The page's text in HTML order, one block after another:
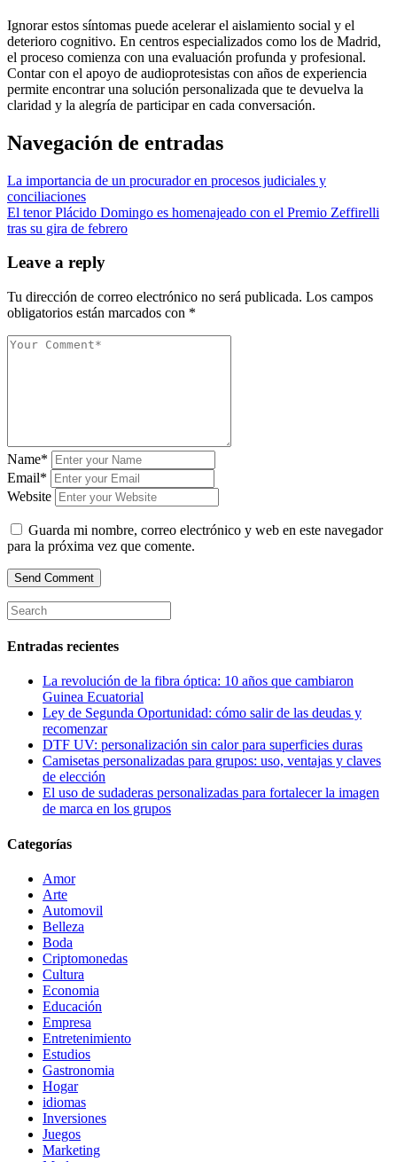
Ignorar estos síntomas puede acelerar el aislamiento social y el
deterioro cognitivo. En centros especializados como los de Madrid,
el proceso comienza con una evaluación profunda y profesional.
Contar con el apoyo de audioprotesistas con años de experiencia
permite encontrar una solución personalizada que te devuelva la
claridad y la alegría de participar en cada conversación.
Navegación de entradas
La importancia de un procurador en procesos judiciales y
conciliaciones
El tenor Plácido Domingo es homenajeado con el Premio Zeffirelli
tras su gira de febrero
Leave a reply
Tu dirección de correo electrónico no será publicada. Los campos
obligatorios están marcados con *
Name*
Email*
Website
Guarda mi nombre, correo electrónico y web en este navegador
para la próxima vez que comente.
Entradas recientes
La revolución de la fibra óptica: 10 años que cambiaron
Guinea Ecuatorial
Ley de Segunda Oportunidad: cómo salir de las deudas y
recomenzar
DTF UV: personalización sin calor para superficies duras
Camisetas personalizadas para grupos: uso, ventajas y claves
de elección
El uso de sudaderas personalizadas para fortalecer la imagen
de marca en los grupos
Categorías
Amor
Arte
Automovil
Belleza
Boda
Criptomonedas
Cultura
Economia
Educación
Empresa
Entretenimiento
Estudios
Gastronomia
Hogar
idiomas
Inversiones
Juegos
Marketing